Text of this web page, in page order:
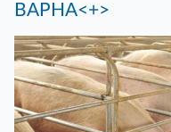
ВАРНА<+>